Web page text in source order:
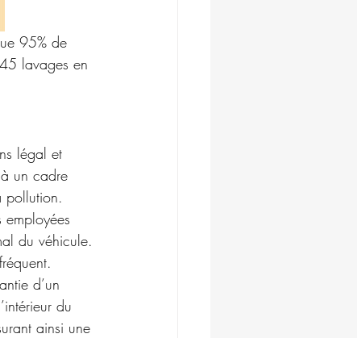
95% de
lavages en
légal et
un cadre
pollution.
du véhicule.
d’un
du
ainsi une